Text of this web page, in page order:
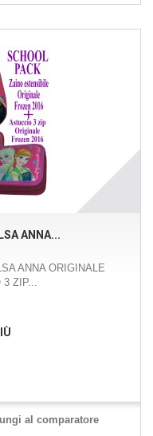
ANNA...
ANNA ORIGINALE
3 ZIP...
al comparatore